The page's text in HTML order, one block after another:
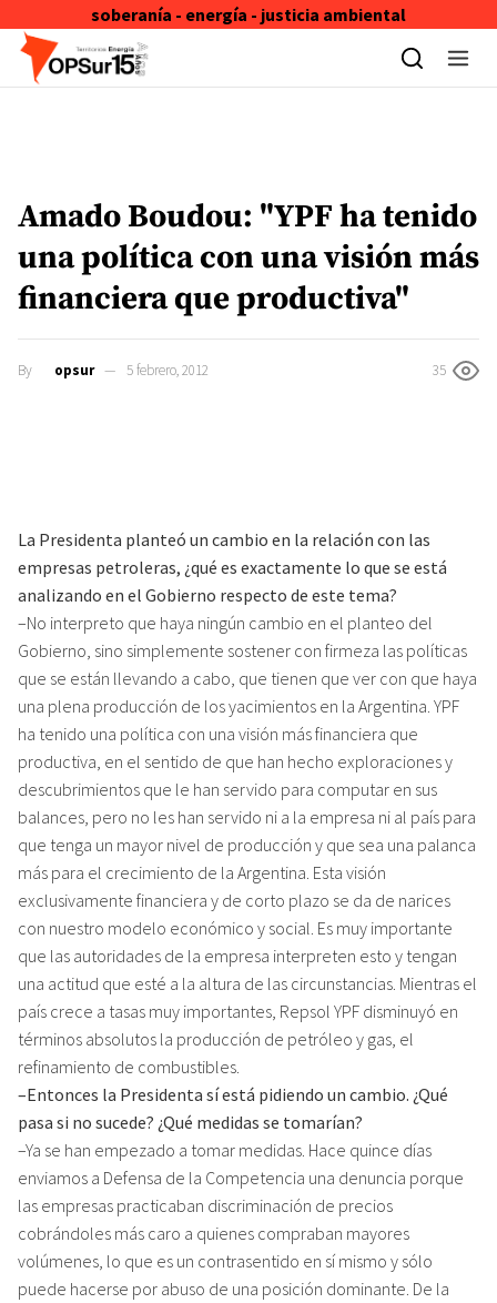
soberanía - energía - justicia ambiental
Skip to content
Amado Boudou: "YPF ha tenido
una política con una visión más
financiera que productiva"
By opsur 5 febrero, 2012 35
La Presidenta planteó un cambio en la relación con las
empresas petroleras, ¿qué es exactamente lo que se está
analizando en el Gobierno respecto de este tema?
–No interpreto que haya ningún cambio en el planteo del
Gobierno, sino simplemente sostener con firmeza las políticas
que se están llevando a cabo, que tienen que ver con que haya
una plena producción de los yacimientos en la Argentina. YPF
ha tenido una política con una visión más financiera que
productiva, en el sentido de que han hecho exploraciones y
descubrimientos que le han servido para computar en sus
balances, pero no les han servido ni a la empresa ni al país para
que tenga un mayor nivel de producción y que sea una palanca
más para el crecimiento de la Argentina. Esta visión
exclusivamente financiera y de corto plazo se da de narices
con nuestro modelo económico y social. Es muy importante
que las autoridades de la empresa interpreten esto y tengan
una actitud que esté a la altura de las circunstancias. Mientras el
país crece a tasas muy importantes, Repsol YPF disminuyó en
términos absolutos la producción de petróleo y gas, el
refinamiento de combustibles.
–Entonces la Presidenta sí está pidiendo un cambio. ¿Qué
pasa si no sucede? ¿Qué medidas se tomarían?
–Ya se han empezado a tomar medidas. Hace quince días
enviamos a Defensa de la Competencia una denuncia porque
las empresas practicaban discriminación de precios
cobrándoles más caro a quienes compraban mayores
volúmenes, lo que es un contrasentido en sí mismo y sólo
puede hacerse por abuso de una posición dominante. De la